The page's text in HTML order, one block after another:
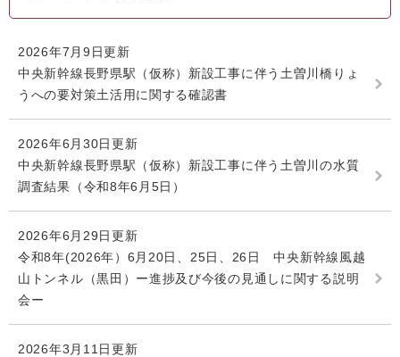
2026年7月9日更新
中央新幹線長野県駅（仮称）新設工事に伴う土曽川橋りょ
うへの要対策土活用に関する確認書
2026年6月30日更新
中央新幹線長野県駅（仮称）新設工事に伴う土曽川の水質
調査結果（令和8年6月5日）
2026年6月29日更新
令和8年(2026年）6月20日、25日、26日 中央新幹線風越
山トンネル（黒田）ー進捗及び今後の見通しに関する説明
会ー
2026年3月11日更新